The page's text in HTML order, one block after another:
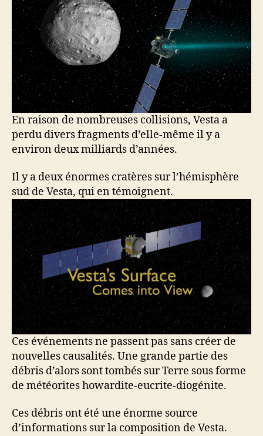
En raison de nombreuses collisions, Vesta a
perdu divers fragments d’elle-même il y a
environ deux milliards d’années.
Il y a deux énormes cratères sur l’hémisphère
sud de Vesta, qui en témoignent.
Ces événements ne passent pas sans créer de
nouvelles causalités. Une grande partie des
débris d’alors sont tombés sur Terre sous forme
de météorites howardite-eucrite-diogénite.
Ces débris ont été une énorme source
d’informations sur la composition de Vesta.